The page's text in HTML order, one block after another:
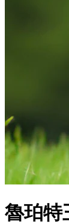
魯珀特